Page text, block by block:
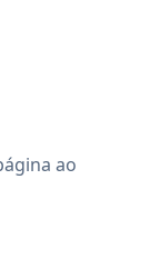
ao